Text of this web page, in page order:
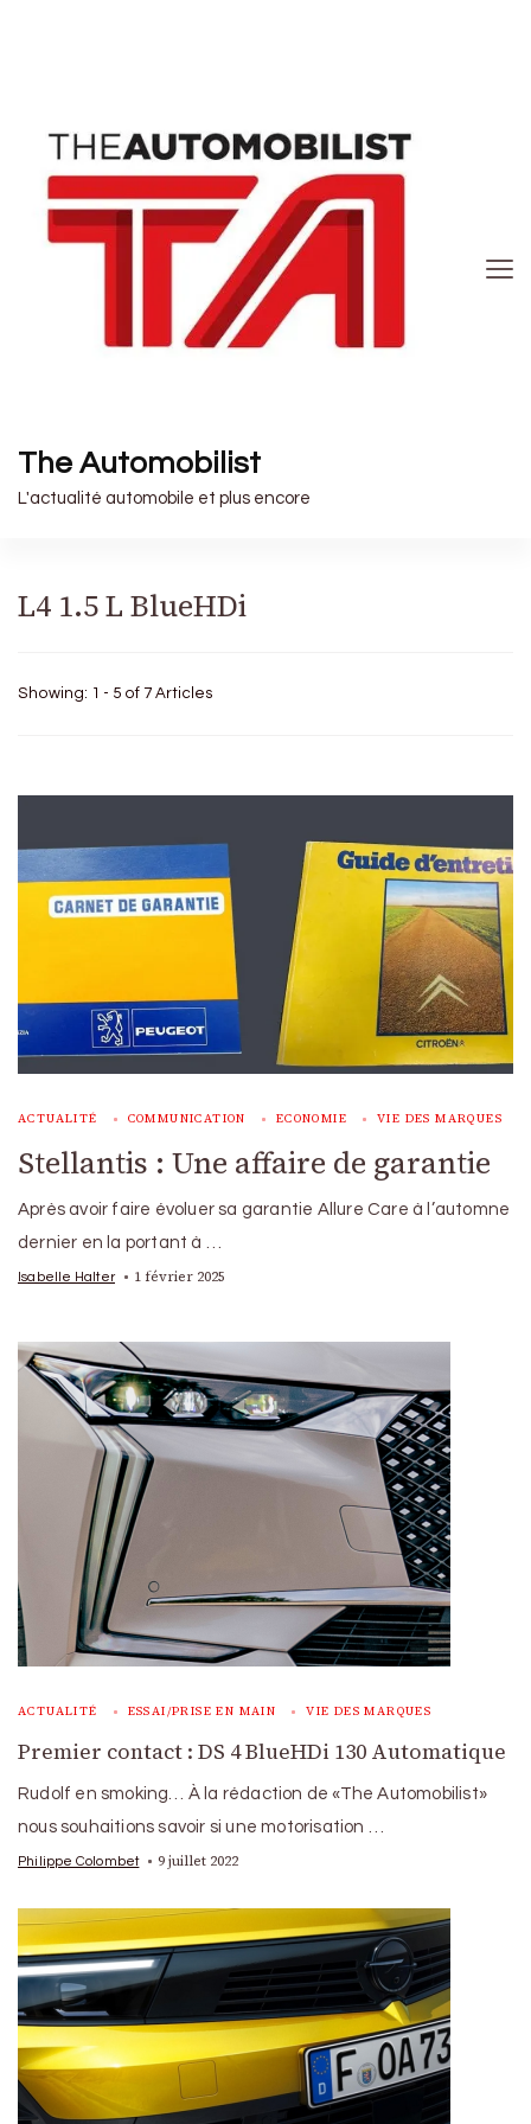
The Automobilist
L'actualité automobile et plus encore
L4 1.5 L BlueHDi
Showing: 1 - 5 of 7 Articles
ACTUALITÉ COMMUNICATION ECONOMIE VIE DES MARQUES
Stellantis : Une affaire de garantie
Après avoir faire évoluer sa garantie Allure Care à l’automne
dernier en la portant à …
Isabelle Halter 1 février 2025
ACTUALITÉ ESSAI/PRISE EN MAIN VIE DES MARQUES
Premier contact : DS 4 BlueHDi 130 Automatique
Rudolf en smoking… À la rédaction de «The Automobilist»
nous souhaitions savoir si une motorisation …
Philippe Colombet 9 juillet 2022